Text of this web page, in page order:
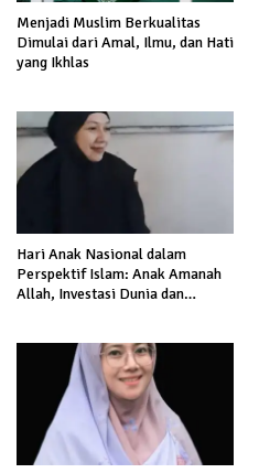
Menjadi Muslim Berkualitas
Dimulai dari Amal, Ilmu, dan Hati
yang Ikhlas
Hari Anak Nasional dalam
Perspektif Islam: Anak Amanah
Allah, Investasi Dunia dan